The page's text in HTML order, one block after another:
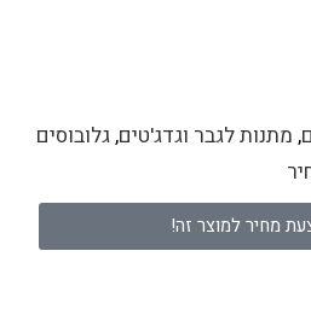
,מתנות לגבר וגדג'טים,גלובוסים
מחיר למוצר זה!